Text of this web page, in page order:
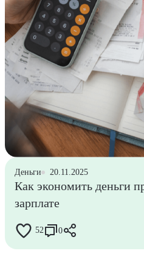
Деньги 20.11.2025
Как экономить деньги
зарплате
52 0